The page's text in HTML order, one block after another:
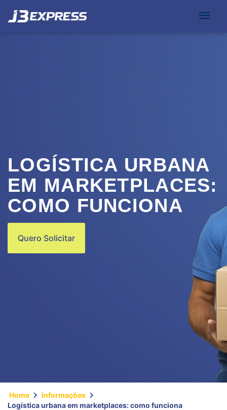
LOGÍSTICA URBANA
EM MARKETPLACES:
COMO FUNCIONA
Quero Solicitar
Home
Informações
Logística urbana em marketplaces: como funciona